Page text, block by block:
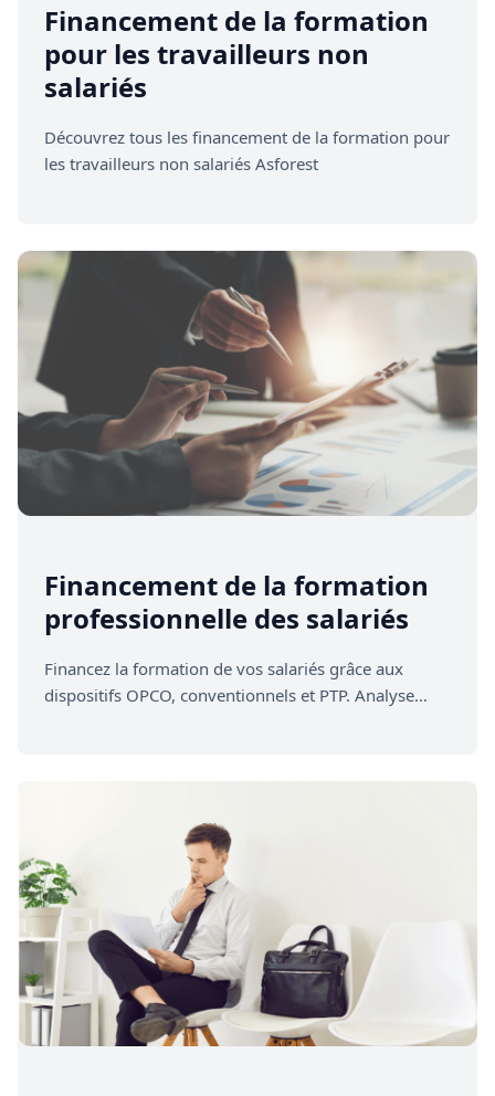
Financement de la formation
pour les travailleurs non
salariés
Découvrez tous les financement de la formation pour
les travailleurs non salariés Asforest
Financement de la formation
professionnelle des salariés
Financez la formation de vos salariés grâce aux
dispositifs OPCO, conventionnels et PTP. Analyse